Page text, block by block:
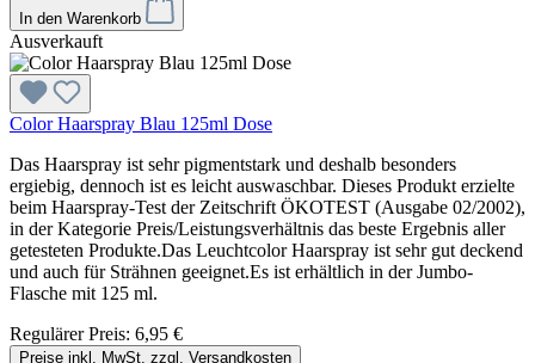
In den Warenkorb
Ausverkauft
Color Haarspray Blau 125ml Dose
Das Haarspray ist sehr pigmentstark und deshalb besonders
ergiebig, dennoch ist es leicht auswaschbar. Dieses Produkt erzielte
beim Haarspray-Test der Zeitschrift ÖKOTEST (Ausgabe 02/2002),
in der Kategorie Preis/Leistungsverhältnis das beste Ergebnis aller
getesteten Produkte.Das Leuchtcolor Haarspray ist sehr gut deckend
und auch für Strähnen geeignet.Es ist erhältlich in der Jumbo-
Flasche mit 125 ml.
Regulärer Preis: 6,95 €
Preise inkl. MwSt. zzgl. Versandkosten